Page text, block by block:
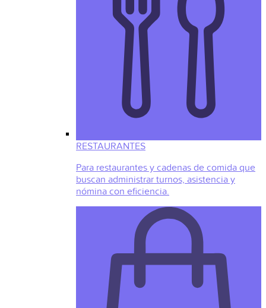
RESTAURANTES
Para restaurantes y cadenas de comida que
buscan administrar turnos, asistencia y
nómina con eficiencia.